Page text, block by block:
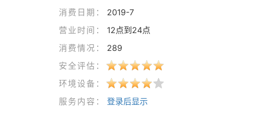
消费日期：
2019-7
营业时间：
12点到24点
消费情况：
289
安全评估：
环境设备：
服务内容：
登录后显示